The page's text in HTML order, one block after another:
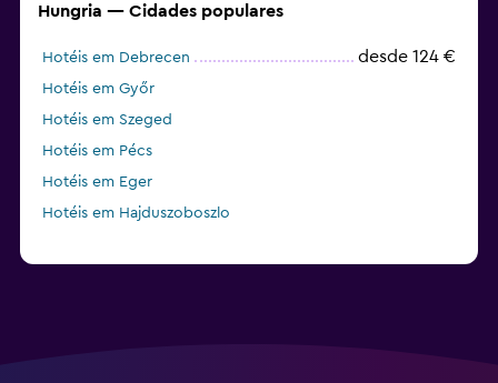
Hungria — Cidades populares
Hotéis em Debrecen desde 124 €
Hotéis em Győr
Hotéis em Szeged
Hotéis em Pécs
Hotéis em Eger
Hotéis em Hajduszoboszlo